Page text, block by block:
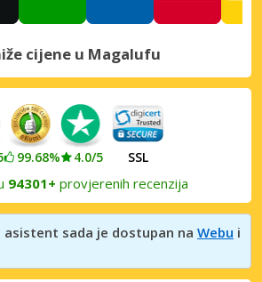
cijene u Magalufu
99.68% 4.0/5 SSL
94301+ provjerenih recenzija
asistent sada je dostupan na Webu i